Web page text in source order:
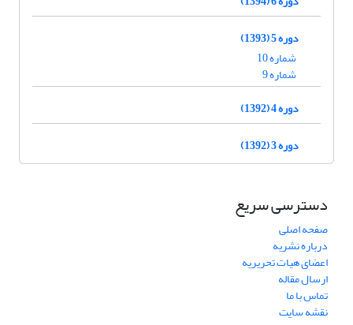
دوره 5 (1393)
شماره 10
شماره 9
دوره 4 (1392)
دوره 3 (1392)
دسترسی سریع
صفحه اصلی
درباره نشریه
اعضای هیات تحریریه
ارسال مقاله
تماس با ما
نقشه سایت